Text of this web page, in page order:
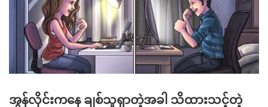
အွန်လိုင်းကနေ ချစ်သူရှာတဲ့အခါ သိထားသင့်တဲ့